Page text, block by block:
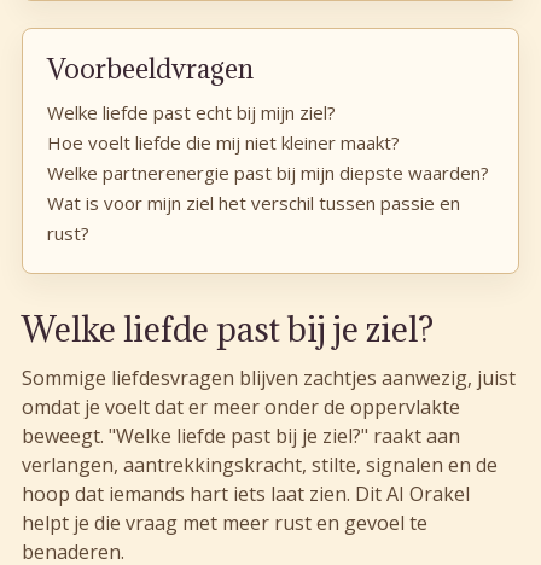
Voorbeeldvragen
Welke liefde past echt bij mijn ziel?
Hoe voelt liefde die mij niet kleiner maakt?
Welke partnerenergie past bij mijn diepste waarden?
Wat is voor mijn ziel het verschil tussen passie en
rust?
Welke liefde past bij je ziel?
Sommige liefdesvragen blijven zachtjes aanwezig, juist
omdat je voelt dat er meer onder de oppervlakte
beweegt. "Welke liefde past bij je ziel?" raakt aan
verlangen, aantrekkingskracht, stilte, signalen en de
hoop dat iemands hart iets laat zien. Dit AI Orakel
helpt je die vraag met meer rust en gevoel te
benaderen.